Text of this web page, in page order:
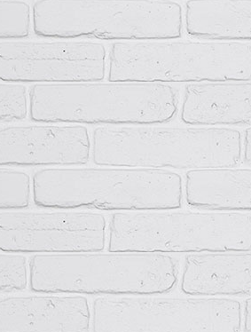
питающих кабелей или проводов и
нулевой защитной шиной может быть
различного сечения с помощью
Технические данные
Ток вводного автоматического
Напряжение рабочее, В
Способ установки
Степень защиты
Климатическое исполнение
Высота над уровнем моря, м